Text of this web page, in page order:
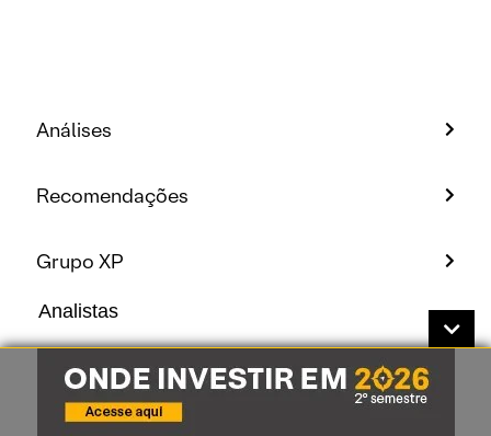
Análises
Recomendações
Grupo XP
Analistas
Conheça nossos analistas